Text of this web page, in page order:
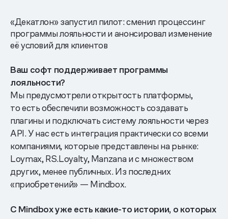
«Декатлон» запустил пилот: сменил процессинг
программы лояльности и анонсировал изменение
её условий для клиентов
Ваш софт поддерживает программы
лояльности?
Мы предусмотрели открытость платформы,
то есть обеспечили возможность создавать
плагины и подключать систему лояльности через
API. У нас есть интеграция практически со всеми
компаниями, которые представлены на рынке:
Loymax, RS.Loyalty, Manzana и с множеством
других, менее публичных. Из последних
«приобретений» — Mindbox.
С Mindbox уже есть какие-то истории, о которых